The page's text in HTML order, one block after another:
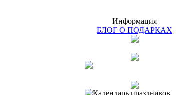
Информация
БЛОГ О ПОДАРКАХ